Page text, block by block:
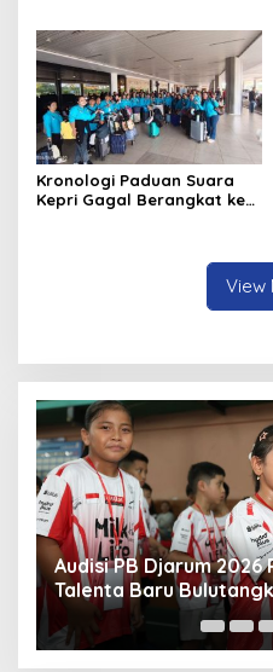
Kronologi Paduan Suara
Kepri Gagal Berangkat ke
View
Audisi PB Djarum 2026
Talenta Baru